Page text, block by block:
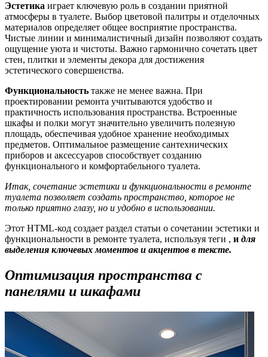
Эстетика играет ключевую роль в создании приятной
атмосферы в туалете. Выбор цветовой палитры и отделочных
материалов определяет общее восприятие пространства.
Чистые линии и минималистичный дизайн позволяют создать
ощущение уюта и чистоты. Важно гармонично сочетать цвет
стен, плитки и элементы декора для достижения
эстетического совершенства.
Функциональность также не менее важна. При
проектировании ремонта учитываются удобство и
практичность использования пространства. Встроенные
шкафы и полки могут значительно увеличить полезную
площадь, обеспечивая удобное хранение необходимых
предметов. Оптимальное размещение сантехнических
приборов и аксессуаров способствует созданию
функционального и комфортабельного туалета.
Итак, сочетание эстетики и функциональности в ремонте
туалета позволяет создать пространство, которое не
только приятно глазу, но и удобно в использовании.
Этот HTML-код создает раздел статьи о сочетании эстетики и
функциональности в ремонте туалета, используя теги , и для
выделения ключевых моментов и акцентов в тексте.
Оптимизация пространства с
панелями и шкафами